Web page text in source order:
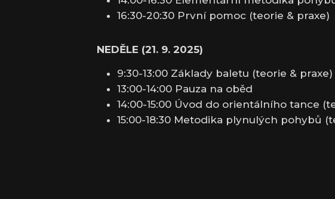
16:30-20:30 První pomoc (teorie & praxe)
NEDĚLE (21. 9. 2025)
9:30-13:00 Základy baletu (teorie & praxe)
13:00-14:00 Pauza na oběd
14:00-15:00 Úvod do orientálního tance
15:00-18:30 Metodika plynulých pohybů